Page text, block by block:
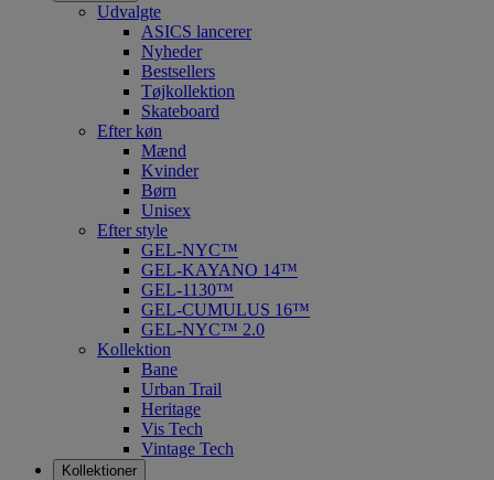
Udvalgte
ASICS lancerer
Nyheder
Bestsellers
Tøjkollektion
Skateboard
Efter køn
Mænd
Kvinder
Børn
Unisex
Efter style
GEL-NYC™
GEL-KAYANO 14™
GEL-1130™
GEL-CUMULUS 16™
GEL-NYC™ 2.0
Kollektion
Bane
Urban Trail
Heritage
Vis Tech
Vintage Tech
Kollektioner